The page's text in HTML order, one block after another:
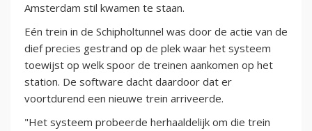
Amsterdam stil kwamen te staan.
Eén trein in de Schipholtunnel was door de actie van de
dief precies gestrand op de plek waar het systeem
toewijst op welk spoor de treinen aankomen op het
station. De software dacht daardoor dat er
voortdurend een nieuwe trein arriveerde.
"Het systeem probeerde herhaaldelijk om die trein